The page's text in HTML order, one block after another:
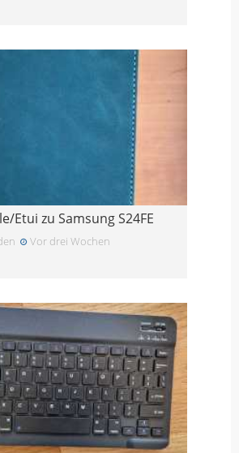
Etui zu Samsung S24FE
Vor drei Wochen